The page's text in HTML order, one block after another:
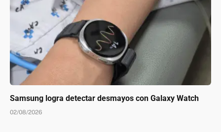
Samsung logra detectar desmayos con Galaxy Watch
02/08/2026